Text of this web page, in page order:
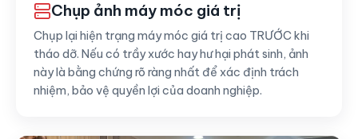
Chụp ảnh máy móc giá trị
Chụp lại hiện trạng máy móc giá trị cao TRƯỚC khi
tháo dỡ. Nếu có trầy xước hay hư hại phát sinh, ảnh
này là bằng chứng rõ ràng nhất để xác định trách
nhiệm, bảo vệ quyền lợi của doanh nghiệp.